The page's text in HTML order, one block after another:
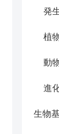
発
植
動
進
生物